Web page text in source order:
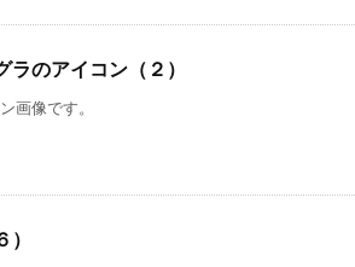
のアイコン（２）
画像です。